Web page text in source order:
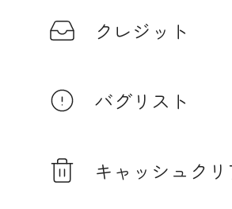
クレジット
バグリスト
キャッシュクリ